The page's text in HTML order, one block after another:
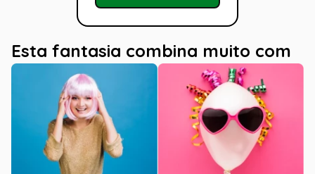
Esta fantasia combina muito com